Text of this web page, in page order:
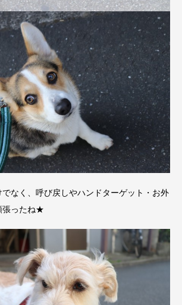
なく、呼び戻しやハンドターゲット・お外
張ったね★